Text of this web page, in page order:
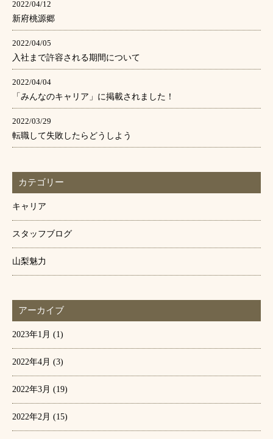
2022/04/12
新府桃源郷
2022/04/05
入社まで許容される期間について
2022/04/04
「みんなのキャリア」に掲載されました！
2022/03/29
転職して失敗したらどうしよう
カテゴリー
キャリア
スタッフブログ
山梨魅力
アーカイブ
2023年1月 (1)
2022年4月 (3)
2022年3月 (19)
2022年2月 (15)